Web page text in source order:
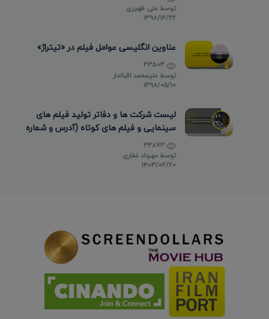
توسطعلی ظهیری
۱۳۹۸/۱۲/۲۲
عناوین انگلیسی عوامل فیلم در «تیتراژ»
توسطعلیمحمد اقبالدار
۱۳۹۸/۰۵/۱۰
لیست شرکت ها و دفاتر تولید فیلم های
سینمایی و فیلم های کوتاه (آدرس و شماره
تماس)
توسط مهرداد غفاری
۱۴۰۳/۰۲/۲۰